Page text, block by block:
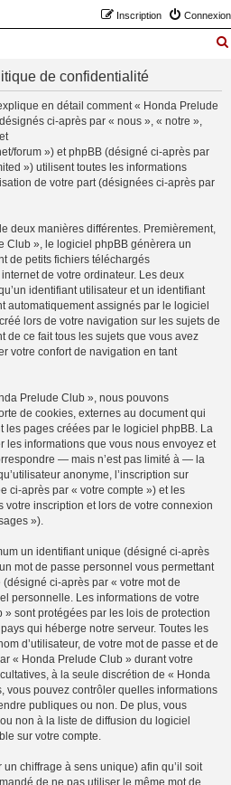
Connexion
Inscription
de confidentialité
en détail comment « Honda Prelude
ci-après par « nous », « notre »,
forum ») et phpBB (désigné ci-après par
») utilisent toutes les informations
de votre part (désignées ci-après par
deux manières différentes. Premièrement,
Club », le logiciel phpBB génèrera un
de petits fichiers téléchargés
de votre ordinateur. Les deux
identifiant utilisateur et un identifiant
automatiquement assignés par le logiciel
lors de votre navigation sur les sujets de
de ce fait tous les sujets que vous avez
votre confort de navigation en tant
Prelude Club », nous pouvons
de cookies, externes au document qui
les pages créées par le logiciel phpBB. La
les informations que vous nous envoyez et
— mais n’est pas limité à — la
anonyme, l’inscription sur
ci-après par « votre compte ») et les
inscription et lors de votre connexion
»).
un identifiant unique (désigné ci-après
mot de passe personnel vous permettant
ci-après par « votre mot de
personnelle. Les informations de votre
sont protégées par les lois de protection
qui héberge notre serveur. Toutes les
d’utilisateur, de votre mot de passe et de
« Honda Prelude Club » durant votre
à la seule discrétion de « Honda
vous pouvez contrôler quelles informations
publiques ou non. De plus, vous
non à la liste de diffusion du logiciel
sur votre compte.
chiffrage à sens unique) afin qu’il soit
de ne pas utiliser le même mot de